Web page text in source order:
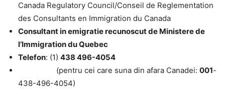
Canada Regulatory Council/Conseil de Reglementation
des Consultants en Immigration du Canada
Consultant in emigratie recunoscut de Ministere de
l’Immigration du Quebec
Telefon: (1) 438 496-4054
(pentru cei care suna din afara Canadei: 001-
438-496-4054)